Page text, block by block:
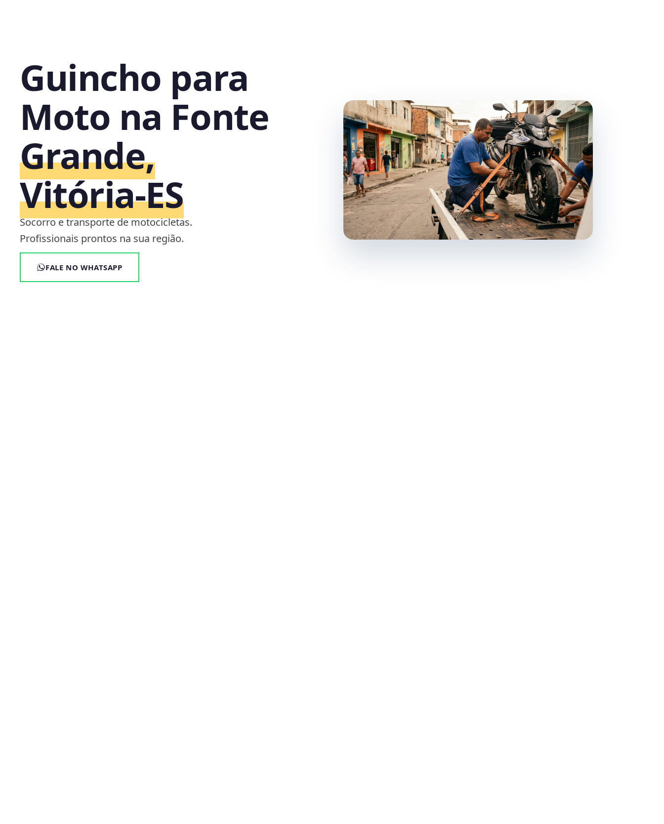
Guincho para
Moto na Fonte
Grande,
Vitória‑ES
Socorro e transporte de motocicletas.
Profissionais prontos na sua região.
FALE NO WHATSAPP